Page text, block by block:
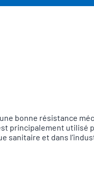
bonne résistance
principalement utilisé
sanitaire et dans